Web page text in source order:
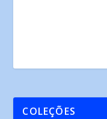
COLEÇÕES